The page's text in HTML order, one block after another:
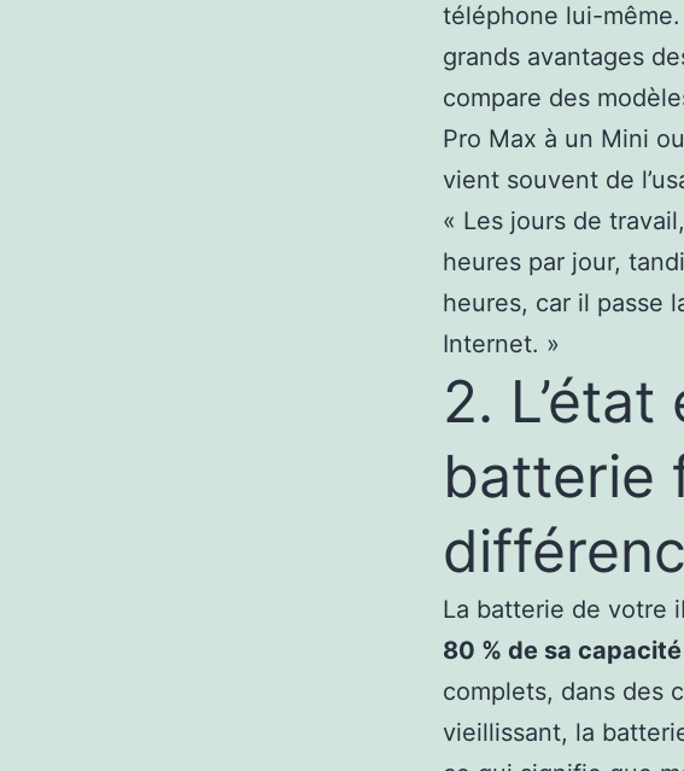
téléphone lui-
grands avantages
compare des
Pro Max à un Mini
vient souvent de
« Les jours de
heures par jour,
heures, car il passe
Internet. »
2. L’état
batterie
La batterie de votre
80 % de sa
complets, dans des
vieillissant, la